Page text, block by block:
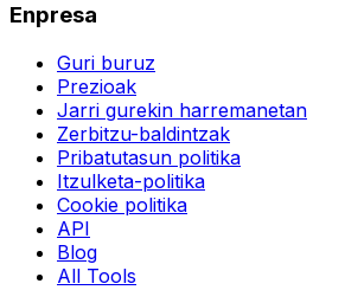
Enpresa
Guri buruz
Prezioak
Jarri gurekin harremanetan
Zerbitzu-baldintzak
Pribatutasun politika
Itzulketa-politika
Cookie politika
API
Blog
All Tools